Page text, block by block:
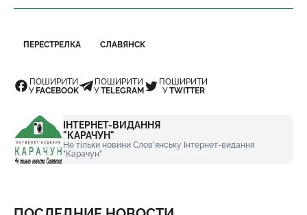
ПЕРЕСТРЕЛКА СЛАВЯНСК
ПОШИРИТИ
УFACEBOOK
ПОШИРИТИ
УTELEGRAM
ПОШИРИТИ
УTWITTER
ІНТЕРНЕТ-ВИДАННЯ
"КАРАЧУН"
Не тільки новини Слов'янську Інтернет-видання
"Карачун"